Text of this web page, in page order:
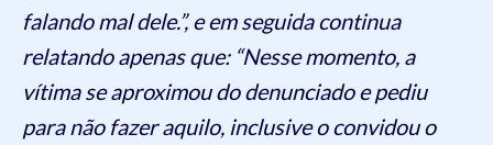
falando mal dele.”, e em seguida continua
relatando apenas que: “Nesse momento, a
vítima se aproximou do denunciado e pediu
para não fazer aquilo, inclusive o convidou o